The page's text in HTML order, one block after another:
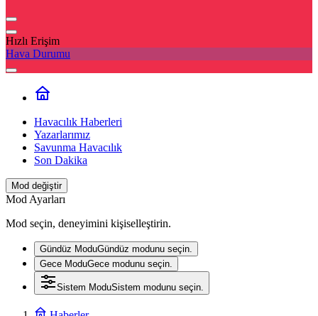
Hızlı Erişim
Hava Durumu
Havacılık Haberleri
Yazarlarımız
Savunma Havacılık
Son Dakika
Mod değiştir
Mod Ayarları
Mod seçin, deneyimini kişiselleştirin.
Gündüz ModuGündüz modunu seçin.
Gece ModuGece modunu seçin.
Sistem ModuSistem modunu seçin.